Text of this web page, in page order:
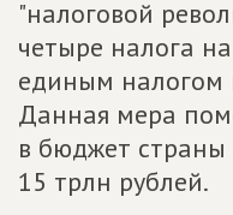
"налоговой
четыре налога
единым налогом
Данная мера
в бюджет
15 трлн рублей.